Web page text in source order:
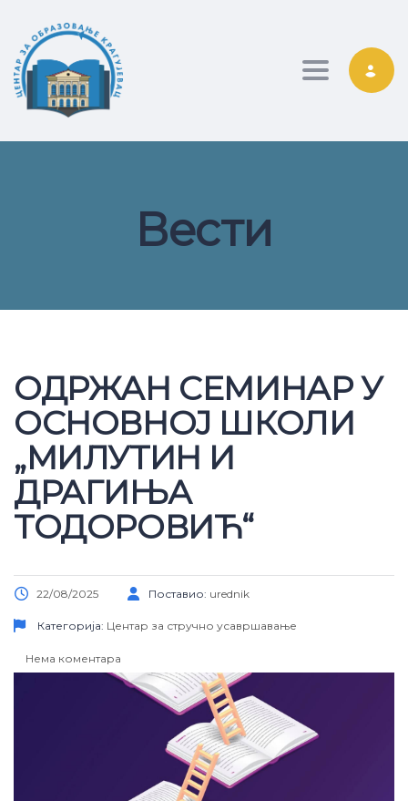
Toggle
Вести
ОДРЖАН СЕМИНАР У
ОСНОВНОЈ ШКОЛИ
„МИЛУТИН И
ДРАГИЊА
ТОДОРОВИЋ“
22/08/2025 Поставио: urednik
Категорија: Центар за стручно усавршавање
Нема коментара